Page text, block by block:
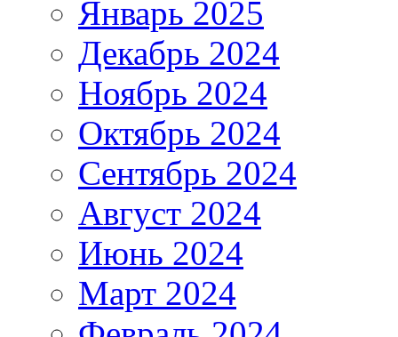
Январь 2025
Декабрь 2024
Ноябрь 2024
Октябрь 2024
Сентябрь 2024
Август 2024
Июнь 2024
Март 2024